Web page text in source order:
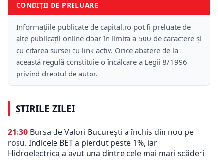
CONDIȚII DE PRELUARE
Informațiile publicate de capital.ro pot fi preluate de
alte publicații online doar în limita a 500 de caractere și
cu citarea sursei cu link activ. Orice abatere de la
această regulă constituie o încălcare a Legii 8/1996
privind dreptul de autor.
ȘTIRILE ZILEI
21:30 Bursa de Valori București a închis din nou pe
roșu. Indicele BET a pierdut peste 1%, iar
Hidroelectrica a avut una dintre cele mai mari scăderi